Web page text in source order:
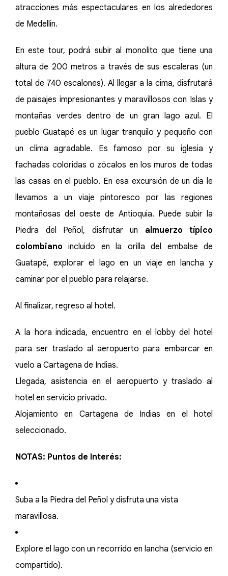
atracciones más espectaculares en los alrededores
de Medellín.
En este tour, podrá subir al monolito que tiene una
altura de 200 metros a través de sus escaleras (un
total de 740 escalones). Al llegar a la cima, disfrutará
de paisajes impresionantes y maravillosos con Islas y
montañas verdes dentro de un gran lago azul. El
pueblo Guatapé es un lugar tranquilo y pequeño con
un clima agradable. Es famoso por su iglesia y
fachadas coloridas o zócalos en los muros de todas
las casas en el pueblo. En esa excursión de un día le
llevamos a un viaje pintoresco por las regiones
montañosas del oeste de Antioquia. Puede subir la
Piedra del Peñol, disfrutar un almuerzo típico
colombiano incluido en la orilla del embalse de
Guatapé, explorar el lago en un viaje en lancha y
caminar por el pueblo para relajarse.
Al finalizar, regreso al hotel.
A la hora indicada, encuentro en el lobby del hotel
para ser traslado al aeropuerto para embarcar en
vuelo a Cartagena de Indias.
Llegada, asistencia en el aeropuerto y traslado al
hotel en servicio privado.
Alojamiento en Cartagena de Indias en el hotel
seleccionado.
NOTAS: Puntos de Interés:
Suba a la Piedra del Peñol y disfruta una vista
maravillosa.
Explore el lago con un recorrido en lancha (servicio en
compartido).